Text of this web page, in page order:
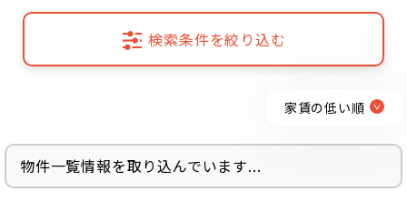
検索条件を絞り込む
家賃の低い順
物件一覧情報を取り込んでいます...